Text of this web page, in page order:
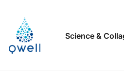
Science &